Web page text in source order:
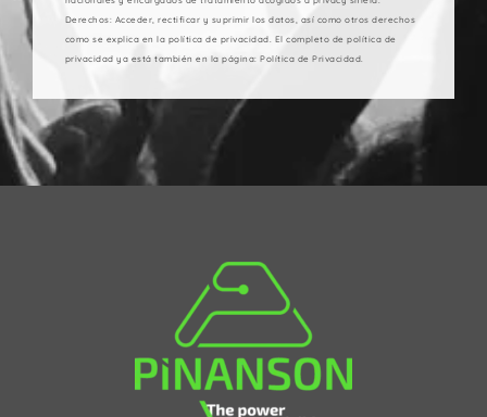
Derechos: Acceder, rectificar y suprimir los datos, así como otros derechos
como se explica en la política de privacidad. El completo de política de
privacidad ya está también en la página: Política de Privacidad.